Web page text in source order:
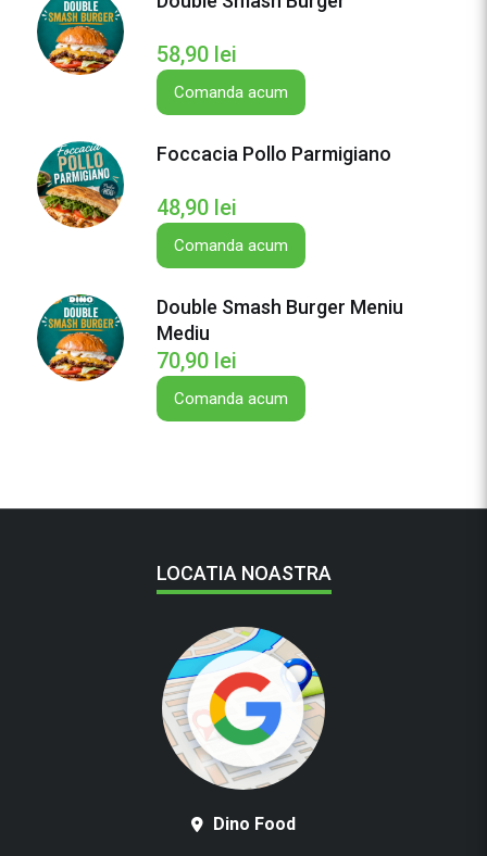
58,90 lei
Comanda acum
Foccacia Pollo Parmigiano
48,90 lei
Comanda acum
Double Smash Burger Meniu
Mediu
70,90 lei
Comanda acum
LOCATIA NOASTRA
Dino Food